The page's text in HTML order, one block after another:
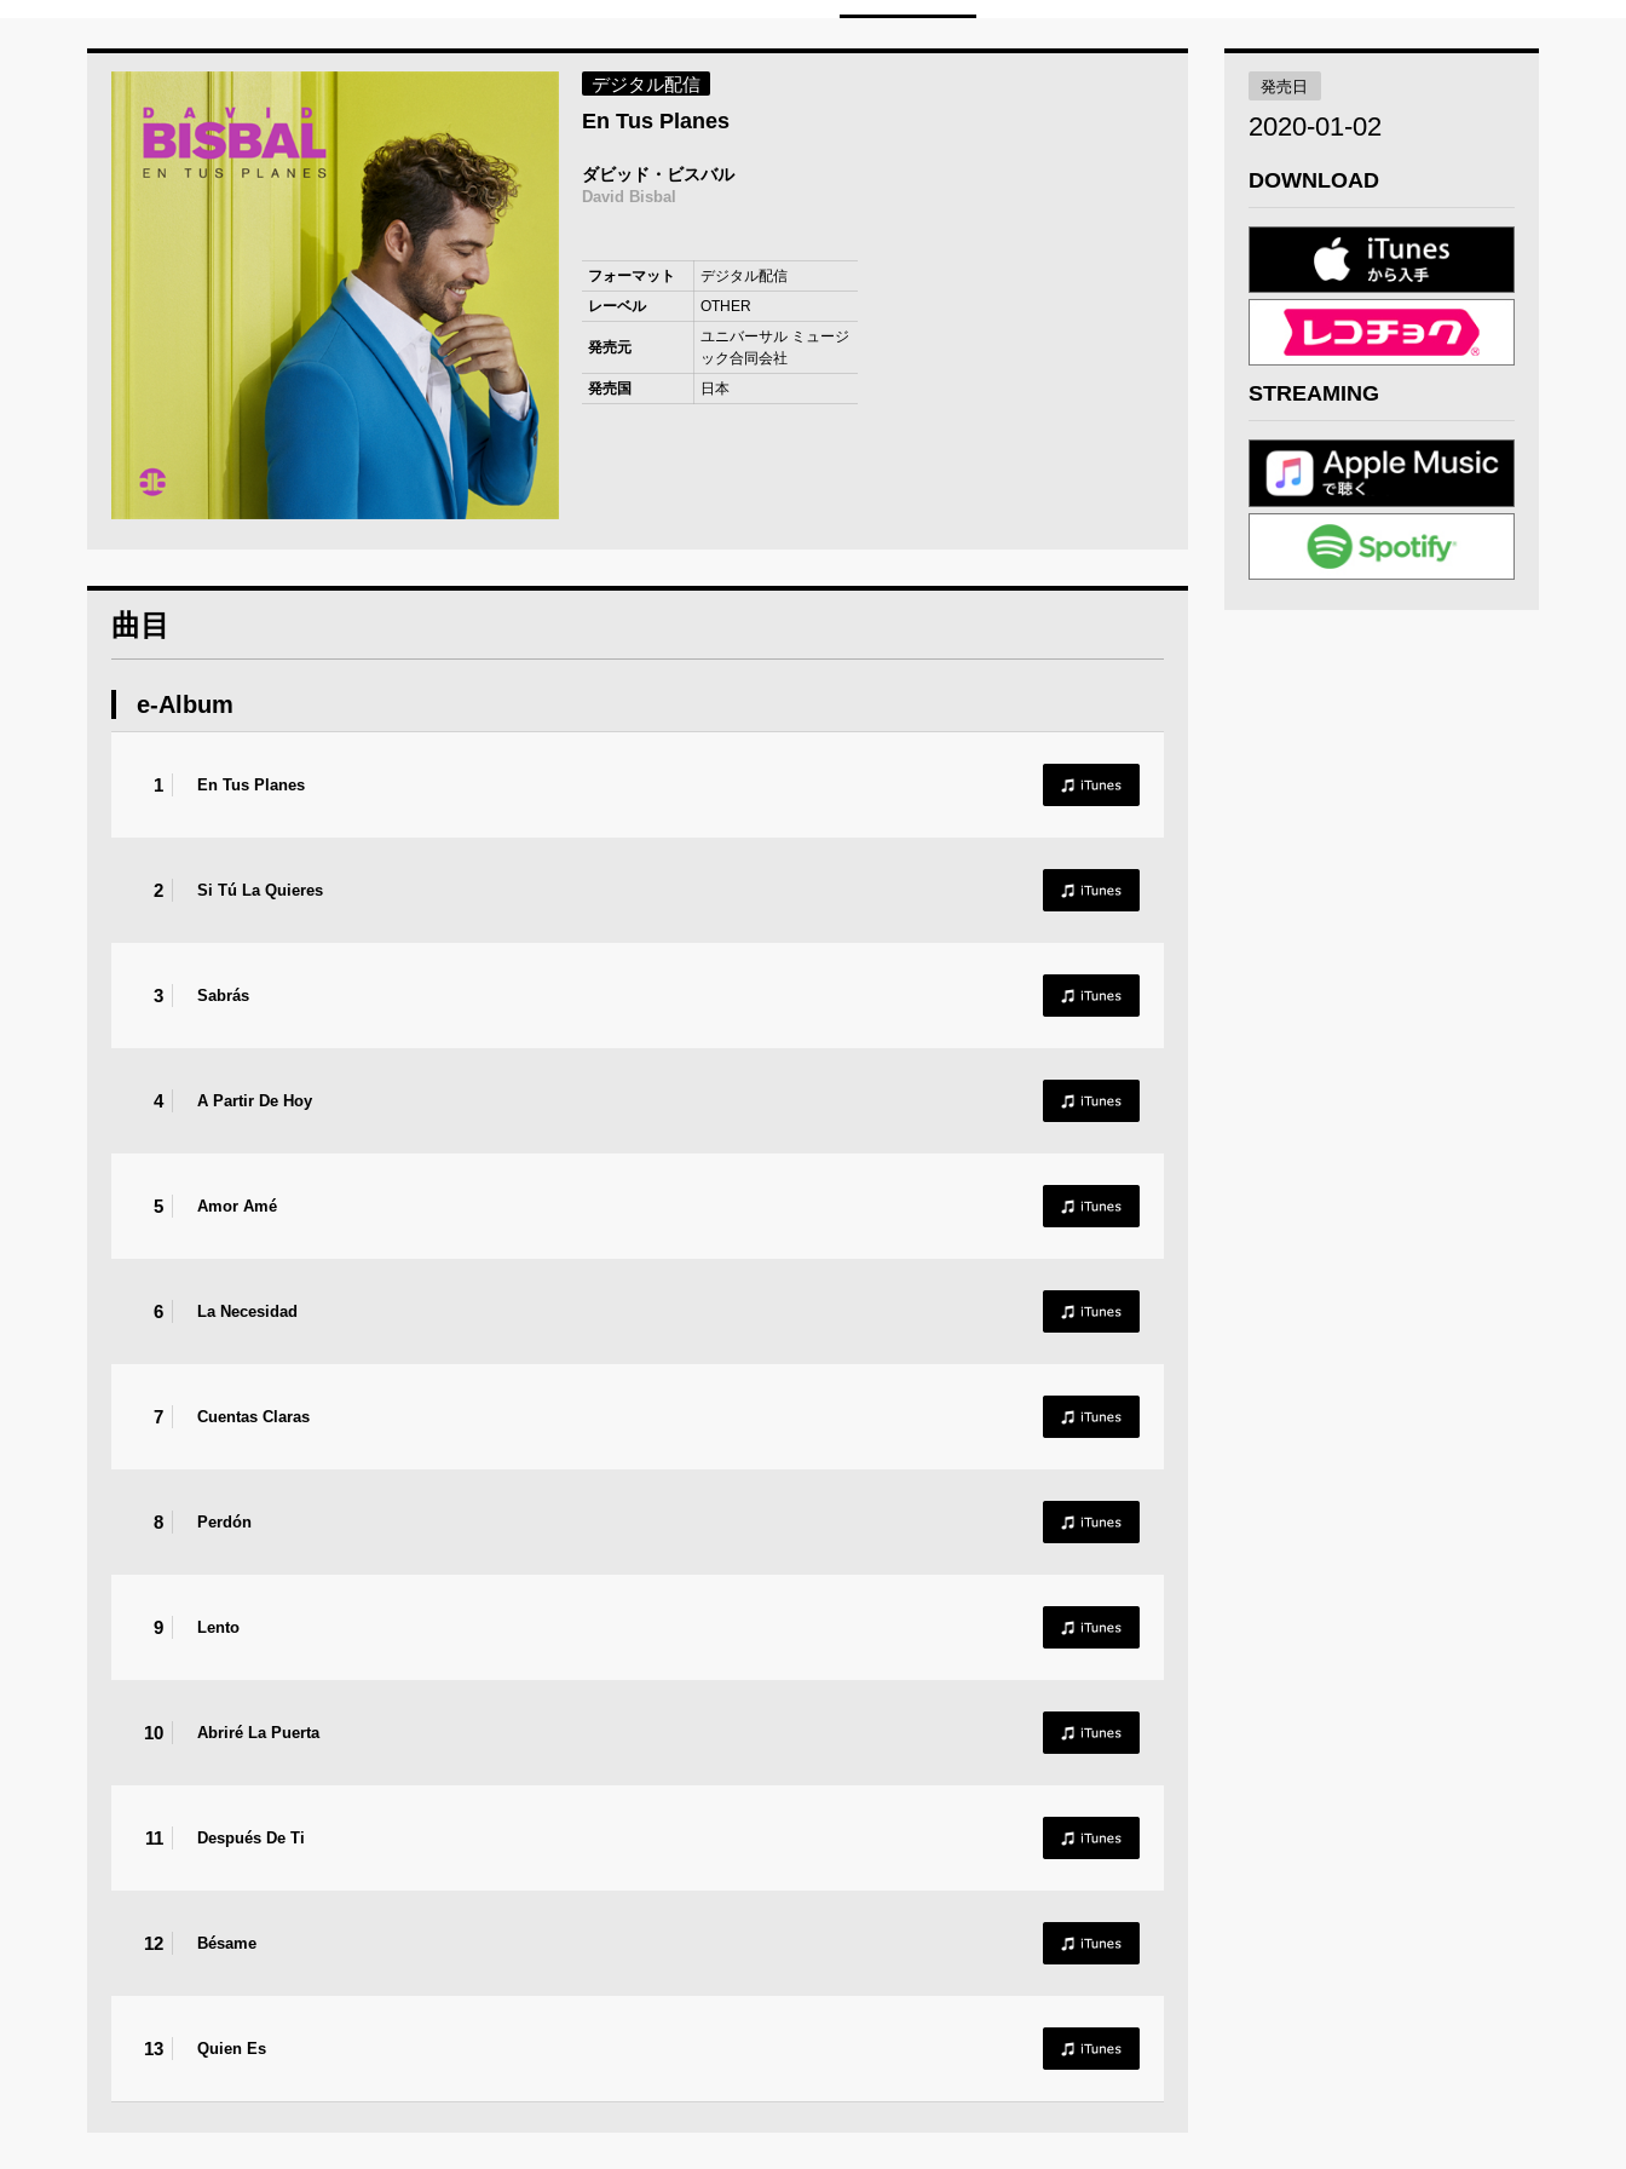
デジタル配信
En Tus Planes
ダビッド・ビスバル
David Bisbal
フォーマット
デジタル配信
レーベル
OTHER
発売元
ユニバーサル ミュージ
ック合同会社
発売国
日本
曲目
e-Album
1 En Tus Planes
2 Si Tú La Quieres
3 Sabrás
4 A Partir De Hoy
5 Amor Amé
6 La Necesidad
7 Cuentas Claras
8 Perdón
9 Lento
10 Abriré La Puerta
11 Después De Ti
12 Bésame
13 Quien Es
発売日
2020-01-02
DOWNLOAD
STREAMING